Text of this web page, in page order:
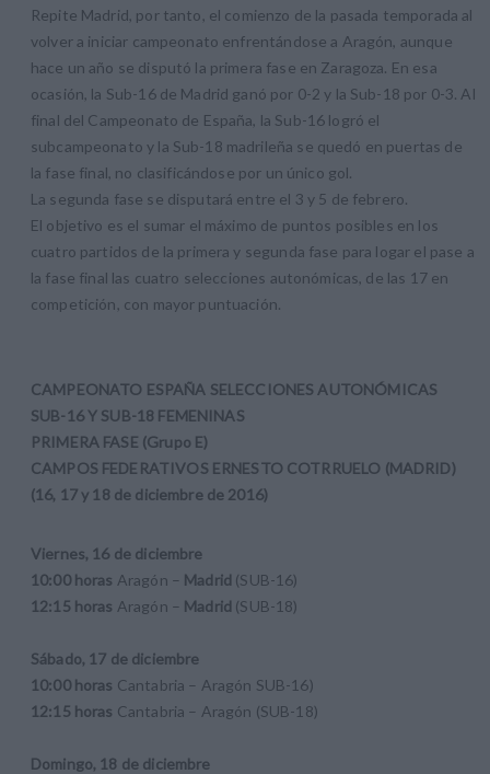
Repite Madrid, por tanto, el comienzo de la pasada temporada al
volver a iniciar campeonato enfrentándose a Aragón, aunque
hace un año se disputó la primera fase en Zaragoza. En esa
ocasión, la Sub-16 de Madrid ganó por 0-2 y la Sub-18 por 0-3. Al
final del Campeonato de España, la Sub-16 logró el
subcampeonato y la Sub-18 madrileña se quedó en puertas de
la fase final, no clasificándose por un único gol.
La segunda fase se disputará entre el 3 y 5 de febrero.
El objetivo es el sumar el máximo de puntos posibles en los
cuatro partidos de la primera y segunda fase para logar el pase a
la fase final las cuatro selecciones autonómicas, de las 17 en
competición, con mayor puntuación.
CAMPEONATO ESPAÑA SELECCIONES AUTONÓMICAS
SUB-16 Y SUB-18 FEMENINAS
PRIMERA FASE (Grupo E)
CAMPOS FEDERATIVOS ERNESTO COTRRUELO (MADRID)
(16, 17 y 18 de diciembre de 2016)
Viernes, 16 de diciembre
10:00 horas Aragón – Madrid (SUB-16)
12:15 horas Aragón – Madrid (SUB-18)
Sábado, 17 de diciembre
10:00 horas Cantabria – Aragón SUB-16)
12:15 horas Cantabria – Aragón (SUB-18)
Domingo, 18 de diciembre